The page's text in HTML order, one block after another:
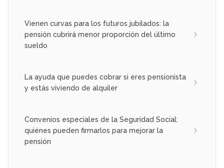
Vienen curvas para los futuros jubilados: la
pensión cubrirá menor proporción del último
sueldo
La ayuda que puedes cobrar si eres pensionista
y estás viviendo de alquiler
Convenios especiales de la Seguridad Social:
quiénes pueden firmarlos para mejorar la
pensión